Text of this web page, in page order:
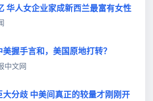
华人女企业家成新西兰最富有女性
握手言和，美国原地打转？
中文网
分歧 中美间真正的较量才刚刚开